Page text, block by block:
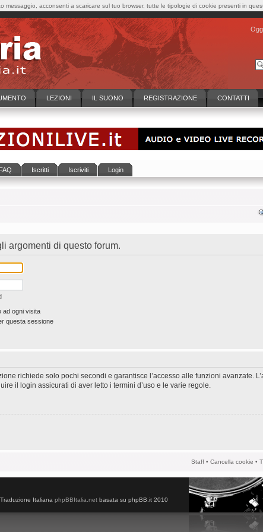
LEZIONI IL SUONO REGISTRAZIONE CONTATTI
FAQ Iscritti Iscriviti Login
argomenti di questo forum.
ad ogni visita
questa sessione
richiede solo pochi secondi e garantisce l’accesso alle funzioni avanzate.
il login assicurati di aver letto i termini d’uso e le varie regole.
Staff • Cancella cookie •
Traduzione Italiana phpBBItalia.netbasata su phpBB.it 2010
acconsenti a scaricare sul tuo browser, tutte le tipologie di cookie presenti in